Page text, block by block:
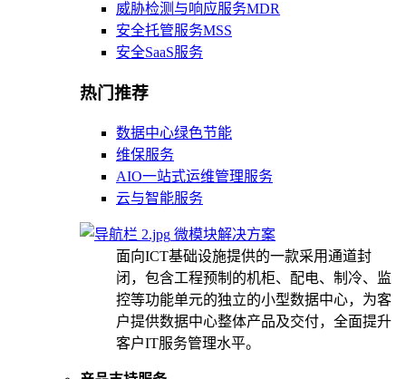
威胁检测与响应服务MDR
安全托管服务MSS
安全SaaS服务
热门推荐
数据中心绿色节能
维保服务
AIO一站式运维管理服务
云与智能服务
微模块解决方案
面向ICT基础设施提供的一款采用通道封
闭，包含工程预制的机柜、配电、制冷、监
控等功能单元的独立的小型数据中心，为客
户提供数据中心整体产品及交付，全面提升
客户IT服务管理水平。